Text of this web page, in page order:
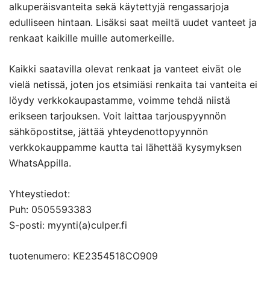
alkuperäisvanteita sekä käytettyjä rengassarjoja
edulliseen hintaan. Lisäksi saat meiltä uudet vanteet ja
renkaat kaikille muille automerkeille.
Kaikki saatavilla olevat renkaat ja vanteet eivät ole
vielä netissä, joten jos etsimiäsi renkaita tai vanteita ei
löydy verkkokaupastamme, voimme tehdä niistä
erikseen tarjouksen. Voit laittaa tarjouspyynnön
sähköpostitse, jättää yhteydenottopyynnön
verkkokauppamme kautta tai lähettää kysymyksen
WhatsAppilla.
Yhteystiedot:
Puh: 0505593383
S-posti: myynti(a)culper.fi
tuotenumero: KE2354518CO909